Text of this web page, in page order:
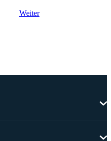
Weiter